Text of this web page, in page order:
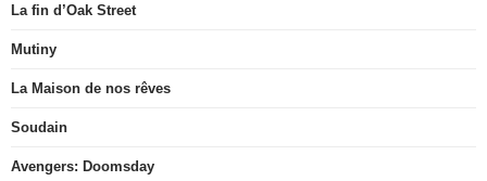
La fin d’Oak Street
Mutiny
La Maison de nos rêves
Soudain
Avengers: Doomsday